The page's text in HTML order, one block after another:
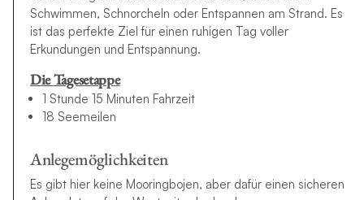
Schwimmen, Schnorcheln oder Entspannen am Strand. Es
ist das perfekte Ziel für einen ruhigen Tag voller
Erkundungen und Entspannung.
Die Tagesetappe
1 Stunde 15 Minuten Fahrzeit
18 Seemeilen
Anlegemöglichkeiten
Es gibt hier keine Mooringbojen, aber dafür einen sicheren